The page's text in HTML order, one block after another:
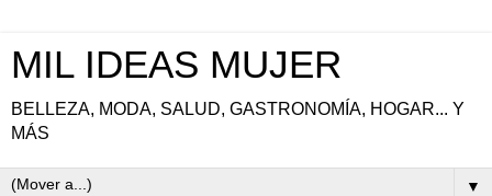
MIL IDEAS MUJER
BELLEZA, MODA, SALUD, GASTRONOMÍA, HOGAR... Y
MÁS
▼